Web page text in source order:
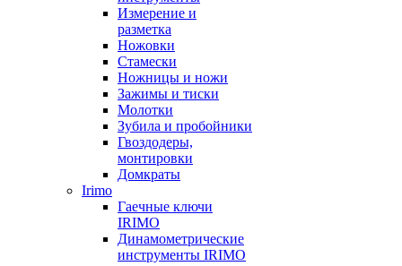
Измерение и
разметка
Ножовки
Стамески
Ножницы и ножи
Зажимы и тиски
Молотки
Зубила и пробойники
Гвоздодеры,
монтировки
Домкраты
Irimo
Гаечные ключи
IRIMO
Динамометрические
инструменты IRIMO